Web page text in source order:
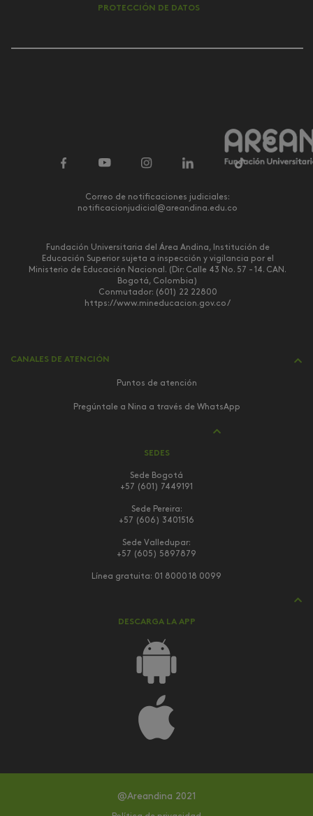
PROTECCIÓN DE DATOS
Correo de notificaciones judiciales:
notificacionjudicial@areandina.edu.co
Fundación Universitaria del Área Andina, Institución de
Educación Superior sujeta a inspección y vigilancia por el
Ministerio de Educación Nacional. (Dir: Calle 43 No. 57 - 14. CAN.
Bogotá, Colombia)
Conmutador: (601) 22 22800
https://www.mineducacion.gov.co/
CANALES DE ATENCIÓN
Puntos de atención
Pregúntale a Nina a través de WhatsApp
SEDES
Sede Bogotá
+57 (601) 7449191
Sede Pereira:
+57 (606) 3401516
Sede Valledupar:
+57 (605) 5897879
Línea gratuita: 01 8000 18 0099
DESCARGA LA APP
@Areandina 2021